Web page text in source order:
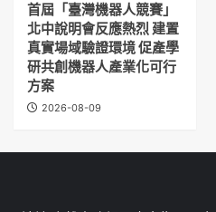
首屆「臺灣機器人競賽」
北中說明會反應熱烈 建置
真實場域驗證環境 促產學
研共創機器人產業化可行
方案
2026-08-09